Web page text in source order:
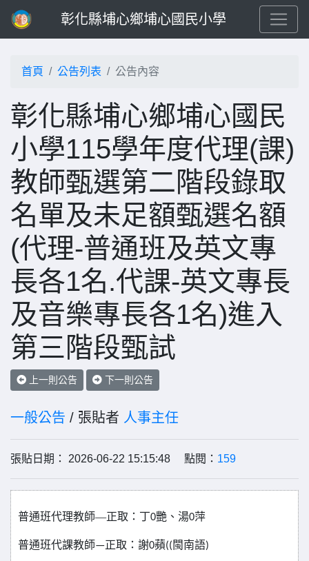
彰化縣埔心鄉埔心國民小學
首頁 公告列表 公告內容
彰化縣埔心鄉埔心國民
小學115學年度代理(課)
教師甄選第二階段錄取
名單及未足額甄選名額
(代理-普通班及英文專
長各1名.代課-英文專長
及音樂專長各1名)進入
第三階段甄試
上一則公告 下一則公告
一般公告 / 張貼者 人事主任
張貼日期： 2026-06-22 15:15:48 點閱： 159
普通班代理教師—正取：丁0艷、湯0萍
普通班代課教師—正取：謝0蘋((閩南語)